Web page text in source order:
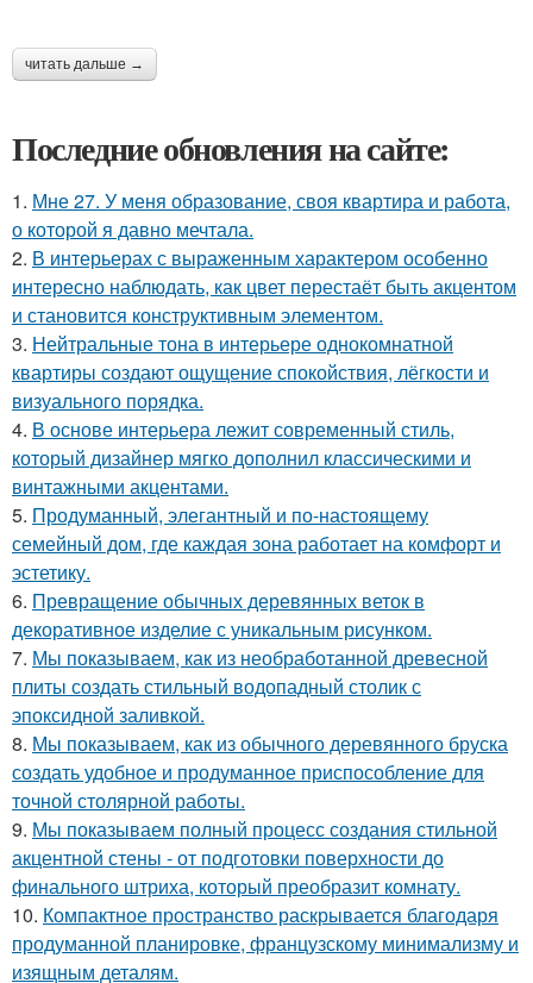
читать дальше →
Последние обновления на сайте:
1. Мне 27. У меня образование, своя квартира и работа,
о которой я давно мечтала.
2. В интерьерах с выраженным характером особенно
интересно наблюдать, как цвет перестаёт быть акцентом
и становится конструктивным элементом.
3. Нейтральные тона в интерьере однокомнатной
квартиры создают ощущение спокойствия, лёгкости и
визуального порядка.
4. В основе интерьера лежит современный стиль,
который дизайнер мягко дополнил классическими и
винтажными акцентами.
5. Продуманный, элегантный и по-настоящему
семейный дом, где каждая зона работает на комфорт и
эстетику.
6. Превращение обычных деревянных веток в
декоративное изделие с уникальным рисунком.
7. Мы показываем, как из необработанной древесной
плиты создать стильный водопадный столик с
эпоксидной заливкой.
8. Мы показываем, как из обычного деревянного бруска
создать удобное и продуманное приспособление для
точной столярной работы.
9. Мы показываем полный процесс создания стильной
акцентной стены - от подготовки поверхности до
финального штриха, который преобразит комнату.
10. Компактное пространство раскрывается благодаря
продуманной планировке, французскому минимализму и
изящным деталям.